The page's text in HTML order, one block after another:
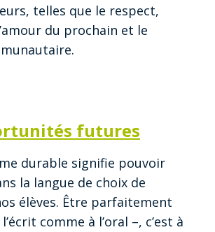
telles que le respect,
du prochain et le
futures
durable signifie pouvoir
la langue de choix de
élèves. Être parfaitement
comme à l’oral –, c’est à